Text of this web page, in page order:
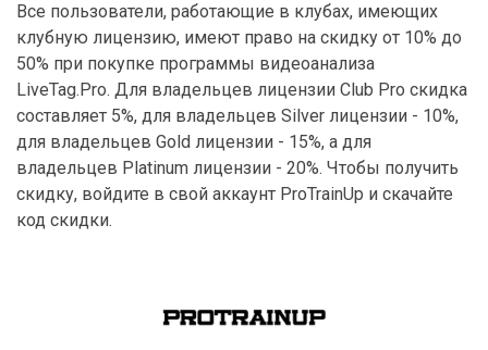
Все пользователи, работающие в клубах, имеющих
клубную лицензию, имеют право на скидку от 10% до
50% при покупке программы видеоанализа
LiveTag.Pro. Для владельцев лицензии Club Pro скидка
составляет 5%, для владельцев Silver лицензии - 10%,
для владельцев Gold лицензии - 15%, а для
владельцев Platinum лицензии - 20%. Чтобы получить
скидку, войдите в свой аккаунт ProTrainUp и скачайте
код скидки.